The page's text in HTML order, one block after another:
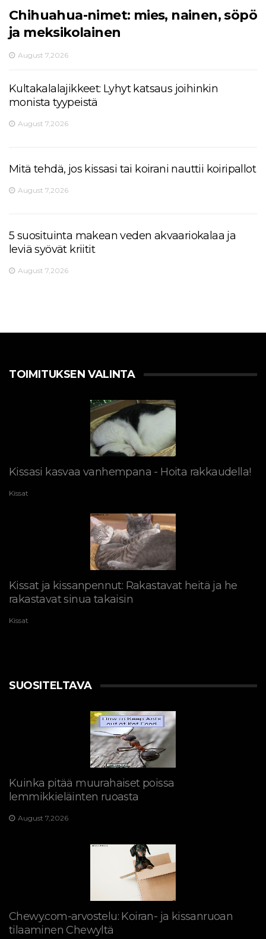
Chihuahua-nimet: mies, nainen, söpö
ja meksikolainen
August 7,2026
Kultakalalajikkeet: Lyhyt katsaus joihinkin
monista tyypeistä
August 7,2026
Mitä tehdä, jos kissasi tai koirani nauttii koiripallot
August 7,2026
5 suosituinta makean veden akvaariokalaa ja
leviä syövät kriitit
August 7,2026
TOIMITUKSEN VALINTA
Kissasi kasvaa vanhempana - Hoita rakkaudella!
Kissat
Kissat ja kissanpennut: Rakastavat heitä ja he
rakastavat sinua takaisin
Kissat
SUOSITELTAVA
Kuinka pitää muurahaiset poissa
lemmikkieläinten ruoasta
August 7,2026
Chewy.com-arvostelu: Koiran- ja kissanruoan
tilaaminen Chewyltä